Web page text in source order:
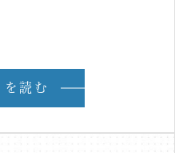
を読む